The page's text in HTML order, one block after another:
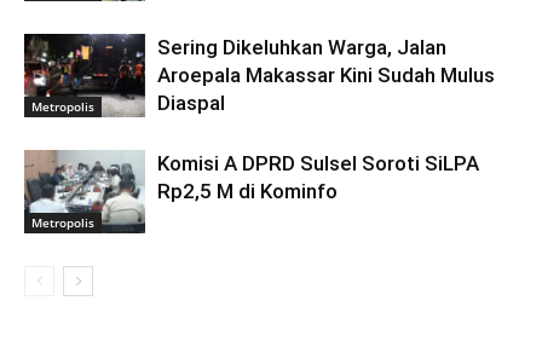
Metropolis
Sering Dikeluhkan Warga, Jalan
Aroepala Makassar Kini Sudah Mulus
Diaspal
Metropolis
Komisi A DPRD Sulsel Soroti SiLPA
Rp2,5 M di Kominfo